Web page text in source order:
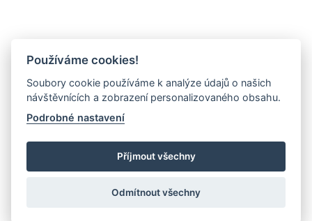
Používáme cookies!
Soubory cookie používáme k analýze údajů o našich
návštěvnících a zobrazení personalizovaného obsahu.
Podrobné nastavení
Příjmout všechny
Odmítnout všechny